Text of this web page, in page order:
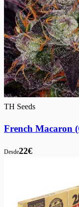
TH Seeds
French Macaron
Desde22€